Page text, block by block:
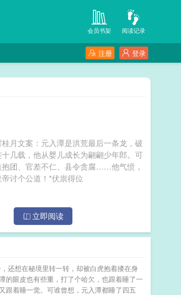
阅读记录
会员书架
登录
注册
月文案：元入潭是洪荒最后一条龙，破
几载，他从婴儿成长为翩翩少年郎。可
团、官差不仁、县令贪腐……他气愤，
讨个公道！*伏祟得位
立即阅读
还想在秘境里转一转，却被白虎抱着搂在身
的眼皮也有些重，打了个哈欠，也跟着睡了一
跟着睡一觉。可谁曾想，元入潭都睡了四五